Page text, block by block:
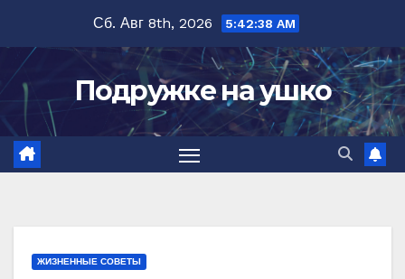
содержимому
Сб. Авг 8th, 2026 5:42:38 AM
Подружке на ушко
ЖИЗНЕННЫЕ СОВЕТЫ